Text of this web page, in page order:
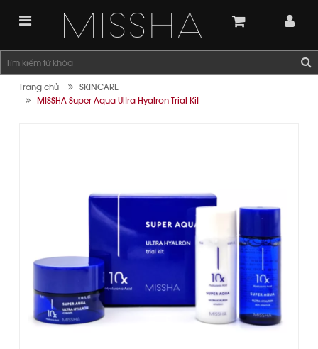
Trang chủ
SKINCARE
MISSHA Super Aqua Ultra Hyalron Trial Kit